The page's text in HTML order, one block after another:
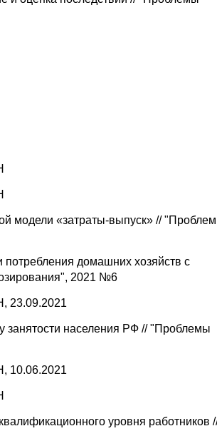
модели «затраты-выпуск» //
потребления домашних хозяйств с
2021 №6
23.09.2021
занятости населения РФ // "Проблемы
10.06.2021
уровня работников